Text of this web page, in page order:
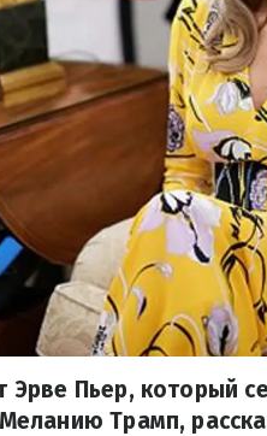
Эрве Пьер, который
Трамп,